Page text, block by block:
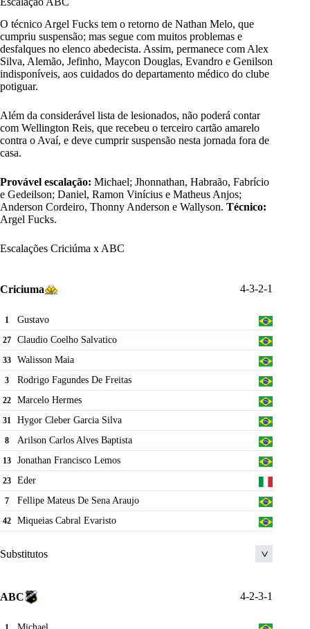
O técnico Argel Fucks tem o retorno de Nathan Melo, que
cumpriu suspensão; mas segue com muitos problemas e
desfalques no elenco abedecista. Assim, permanece com Alex
Silva, Alemão, Jefinho, Maycon Douglas, Evandro e Genilson
indisponíveis, aos cuidados do departamento médico do clube
potiguar.
Além da considerável lista de lesionados, não poderá contar
com Wellington Reis, que recebeu o terceiro cartão amarelo
contra o Avaí, e deve cumprir suspensão nesta jornada fora de
casa.
Provável escalação: Michael; Jhonnathan, Habraão, Fabrício
e Gedeilson; Daniel, Ramon Vinícius e Matheus Anjos;
Anderson Cordeiro, Thonny Anderson e Wallyson. Técnico:
Argel Fucks.
Escalações Criciúma x ABC
Criciuma 4-3-2-1
1 Gustavo
27 Claudio Coelho Salvatico
33 Walisson Maia
3 Rodrigo Fagundes De Freitas
22 Marcelo Hermes
31 Hygor Cleber Garcia Silva
8 Arilson Carlos Alves Baptista
13 Jonathan Francisco Lemos
23 Eder
7 Fellipe Mateus De Sena Araujo
42 Miqueias Cabral Evaristo
Substitutos
ABC 4-2-3-1